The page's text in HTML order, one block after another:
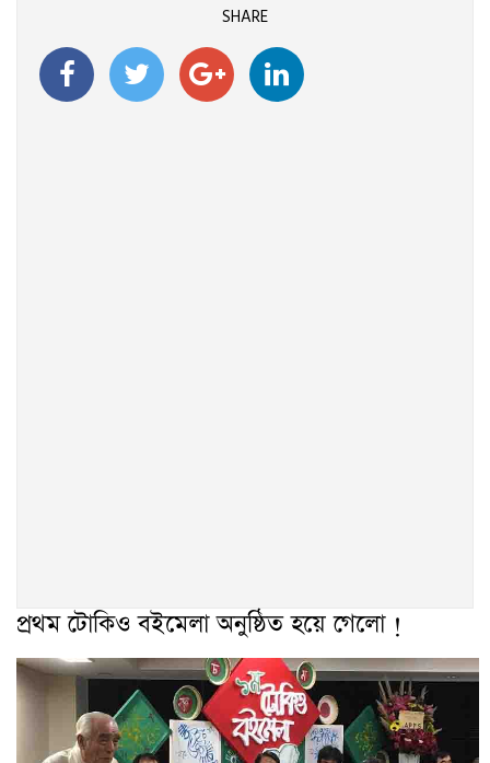
SHARE
প্রথম টোকিও বইমেলা অনুষ্ঠিত হয়ে গেলো !